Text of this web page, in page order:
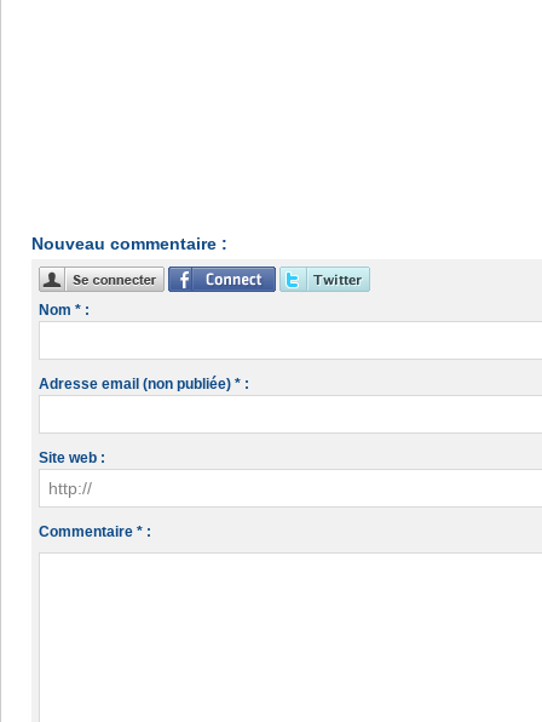
Nouveau commentaire :
Nom * :
Adresse email (non publiée) * :
Site web :
Commentaire * :